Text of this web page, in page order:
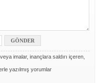
imalar, inançlara saldırı içeren,
yazılmış yorumlar